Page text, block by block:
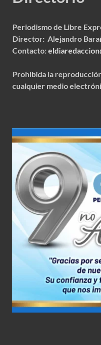
Periodismo de Libre
Director: Alejandro
Contacto:
Prohibida la
cualquier medio